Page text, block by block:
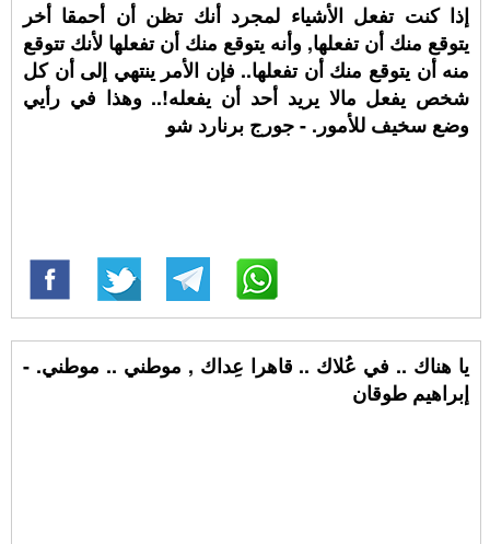
إذا كنت تفعل الأشياء لمجرد أنك تظن أن أحمقا أخر
يتوقع منك أن تفعلها, وأنه يتوقع منك أن تفعلها لأنك تتوقع
منه أن يتوقع منك أن تفعلها.. فإن الأمر ينتهي إلى أن كل
شخص يفعل مالا يريد أحد أن يفعله!.. وهذا في رأيي
وضع سخيف للأمور. - جورج برنارد شو
يا هناك .. في عُلاك .. قاهرا عِداك , موطني .. موطني. -
إبراهيم طوقان